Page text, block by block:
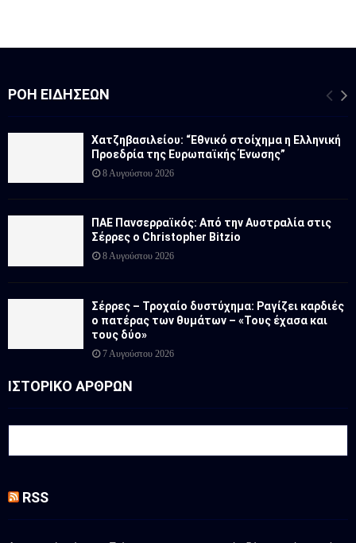
ΡΟΉ ΕΙΔΉΣΕΩΝ
Χατζηβασιλείου: “Εθνικό στοίχημα η Ελληνική
Προεδρία της Ευρωπαϊκής Ένωσης”
8 Αυγούστου 2026
ΠΑΕ Πανσερραϊκός: Από την Αυστραλία στις
Σέρρες ο Christopher Bitzio
8 Αυγούστου 2026
Σέρρες – Τροχαίο δυστύχημα: Ραγίζει καρδιές
ο πατέρας των θυμάτων – «Τους έχασα και
τους δύο»
7 Αυγούστου 2026
ΙΣΤΟΡΙΚΟ ΑΡΘΡΩΝ
RSS